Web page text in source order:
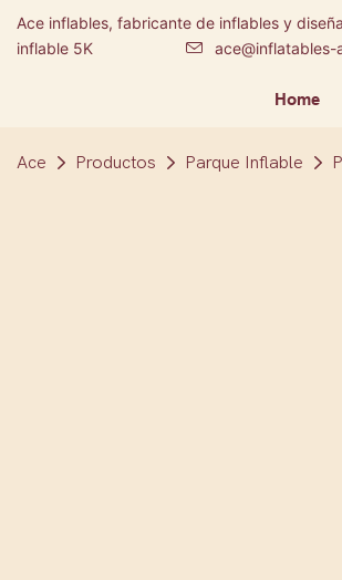
Ace inflables, fabricante de inflables y
inflable 5K
ace@inflatables-
Home
Ace Productos Parque Inflable